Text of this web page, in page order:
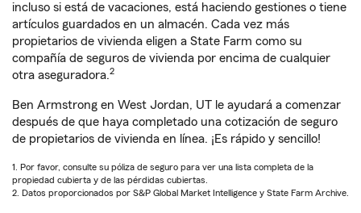
incluso si está de vacaciones, está haciendo gestiones o tiene
artículos guardados en un almacén. Cada vez más
propietarios de vivienda eligen a State Farm como su
compañía de seguros de vivienda por encima de cualquier
otra aseguradora.2
Ben Armstrong en West Jordan, UT le ayudará a comenzar
después de que haya completado una cotización de seguro
de propietarios de vivienda en línea. ¡Es rápido y sencillo!
1. Por favor, consulte su póliza de seguro para ver una lista completa de la
propiedad cubierta y de las pérdidas cubiertas.
2. Datos proporcionados por S&P Global Market Intelligence y State Farm Archive.